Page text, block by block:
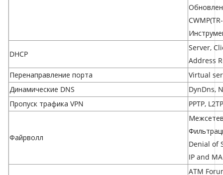
DHCP
Server,
Address
Перенаправление порта
Virtual
Динамические DNS
DynDns,
Пропуск трафика VPN
PPTP,
Файрволл
Denial of
IP and
ATM